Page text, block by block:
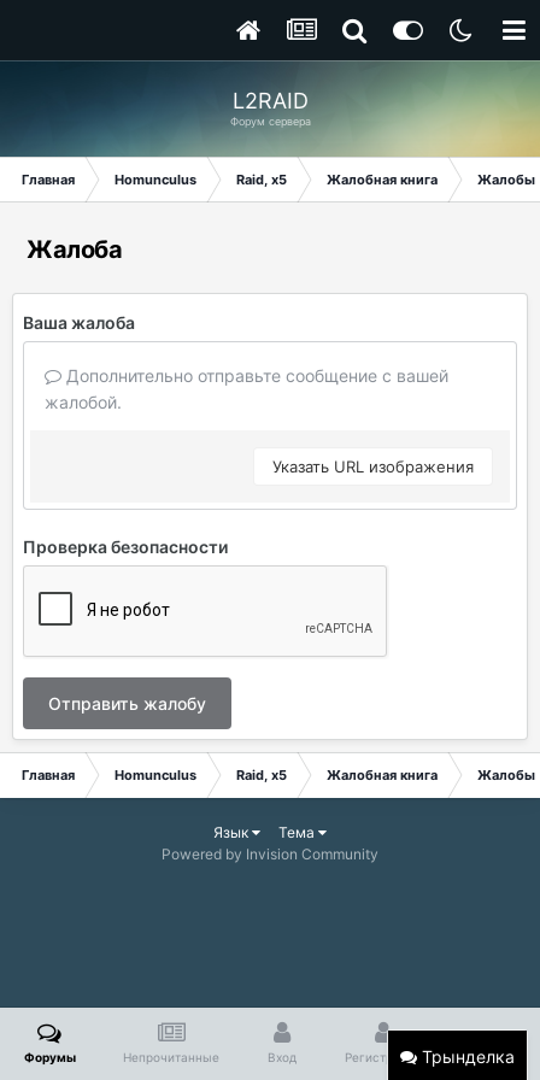
L2RAID
Форум сервера
Главная Homunculus Raid, x5 Жалобная книга Жалобы
Жалоба
Ваша жалоба
Дополнительно отправьте сообщение с вашей
жалобой.
Указать URL изображения
Проверка безопасности
Отправить жалобу
Главная Homunculus Raid, x5 Жалобная книга Жалобы
Трынделка
Язык
Тема
Powered by Invision Community
Форумы Непрочитанные Вход Регистрация Больше